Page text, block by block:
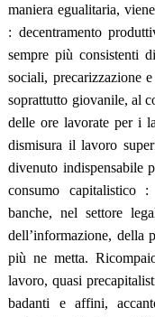
maniera egualitaria,
: decentramento
sempre più consistenti
sociali, precarizzazione
soprattutto giovanile, al
delle ore lavorate per i
dismisura il lavoro
divenuto indispensabile
consumo capitalistico
banche, nel settore
dell’informazione, della
più ne metta.
lavoro, quasi
badanti e affini,